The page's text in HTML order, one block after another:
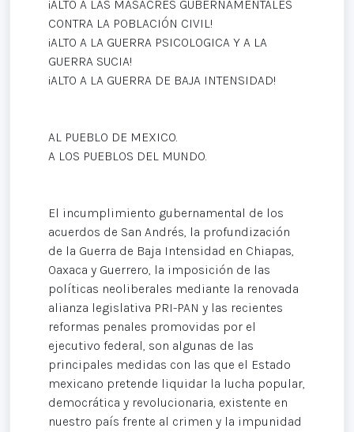
¡ALTO A LAS MASACRES GUBERNAMENTALES
CONTRA LA POBLACIÓN CIVIL!
¡ALTO A LA GUERRA PSICOLOGICA Y A LA
GUERRA SUCIA!
¡ALTO A LA GUERRA DE BAJA INTENSIDAD!
AL PUEBLO DE MEXICO.
A LOS PUEBLOS DEL MUNDO.
El incumplimiento gubernamental de los
acuerdos de San Andrés, la profundización
de la Guerra de Baja Intensidad en Chiapas,
Oaxaca y Guerrero, la imposición de las
políticas neoliberales mediante la renovada
alianza legislativa PRI-PAN y las recientes
reformas penales promovidas por el
ejecutivo federal, son algunas de las
principales medidas con las que el Estado
mexicano pretende liquidar la lucha popular,
democrática y revolucionaria, existente en
nuestro país frente al crimen y la impunidad